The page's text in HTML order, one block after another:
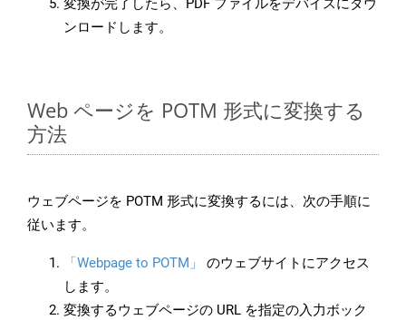
変換が完了したら、PDF ファイルをデバイスにダウ
ンロードします。
Web ページを POTM 形式に変換する
方法
ウェブページを POTM 形式に変換するには、次の手順に
従います。
「Webpage to POTM」
のウェブサイトにアクセス
します。
変換するウェブページの URL を指定の入力ボック